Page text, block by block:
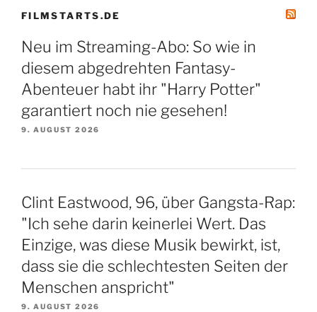
FILMSTARTS.DE
Neu im Streaming-Abo: So wie in
diesem abgedrehten Fantasy-
Abenteuer habt ihr "Harry Potter"
garantiert noch nie gesehen!
9. AUGUST 2026
Clint Eastwood, 96, über Gangsta-Rap:
"Ich sehe darin keinerlei Wert. Das
Einzige, was diese Musik bewirkt, ist,
dass sie die schlechtesten Seiten der
Menschen anspricht"
9. AUGUST 2026